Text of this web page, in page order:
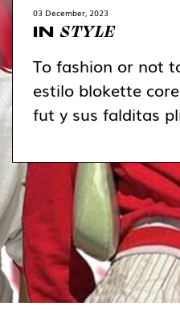
03 December, 2023
INSTYLE
To fashion or not
estilo blokette
fut y sus falditas